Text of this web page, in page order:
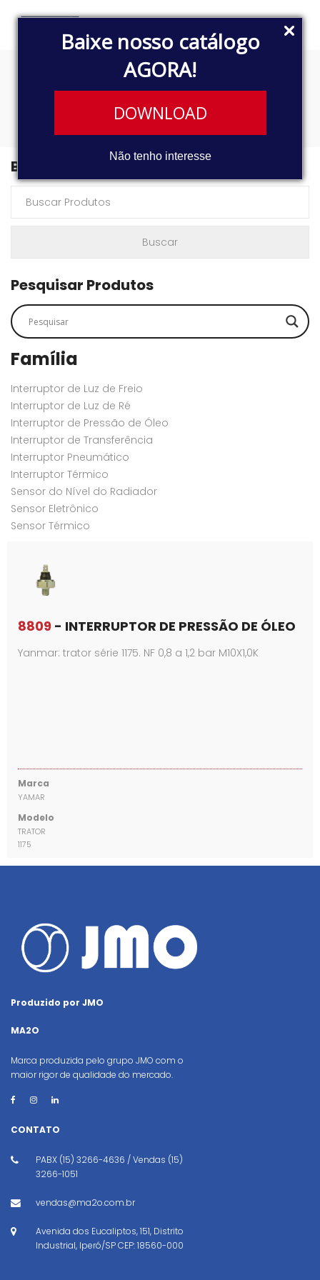
Baixe nosso catálogo
AGORA!
DOWNLOAD
Não tenho interesse
YA7023900
Buscar Produtos
Pesquisar Produtos
Família
Interruptor de Luz de Freio
Interruptor de Luz de Ré
Interruptor de Pressão de Óleo
Interruptor de Transferência
Interruptor Pneumático
Interruptor Térmico
Sensor do Nível do Radiador
Sensor Eletrônico
Sensor Térmico
8809 - INTERRUPTOR DE PRESSÃO DE ÓLEO
Yanmar: trator série 1175. NF 0,8 a 1,2 bar M10X1,0K
Marca
YAMAR
Modelo
TRATOR
1175
Produzido por JMO
MA2O
Marca produzida pelo grupo JMO com o
maior rigor de qualidade do mercado.
CONTATO
PABX (15) 3266-4636 / Vendas (15)
3266-1051
vendas@ma2o.com.br
Avenida dos Eucaliptos, 151, Distrito
Industrial, Iperó/SP CEP: 18560-000